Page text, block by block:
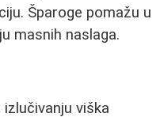
Šparoge pomažu u
masnih naslaga.
viška